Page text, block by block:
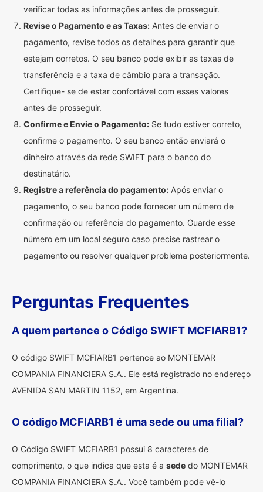
verificar todas as informações antes de prosseguir.
Revise o Pagamento e as Taxas: Antes de enviar o
pagamento, revise todos os detalhes para garantir que
estejam corretos. O seu banco pode exibir as taxas de
transferência e a taxa de câmbio para a transação.
Certifique- se de estar confortável com esses valores
antes de prosseguir.
Confirme e Envie o Pagamento: Se tudo estiver correto,
confirme o pagamento. O seu banco então enviará o
dinheiro através da rede SWIFT para o banco do
destinatário.
Registre a referência do pagamento: Após enviar o
pagamento, o seu banco pode fornecer um número de
confirmação ou referência do pagamento. Guarde esse
número em um local seguro caso precise rastrear o
pagamento ou resolver qualquer problema posteriormente.
Perguntas Frequentes
A quem pertence o Código SWIFT MCFIARB1?
O código SWIFT MCFIARB1 pertence ao MONTEMAR
COMPANIA FINANCIERA S.A.. Ele está registrado no endereço
AVENIDA SAN MARTIN 1152, em Argentina.
O código MCFIARB1 é uma sede ou uma filial?
O Código SWIFT MCFIARB1 possui 8 caracteres de
comprimento, o que indica que esta é a sede do MONTEMAR
COMPANIA FINANCIERA S.A.. Você também pode vê-lo